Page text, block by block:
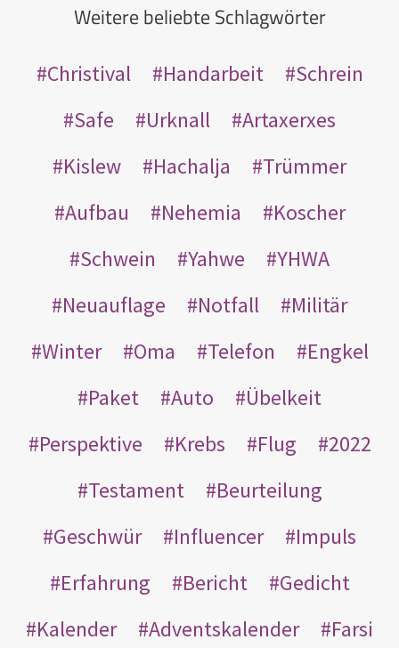
Weitere beliebte Schlagwörter
Christival Handarbeit
Schrein
Safe
Urknall
Artaxerxes
Kislew
Hachalja
Trümmer
Aufbau
Nehemia
Koscher
Schwein
Yahwe
YHWA
Neuauflage
Notfall
Militär
Winter
Oma Telefon
Engkel
Paket
Auto
Übelkeit
Perspektive
Krebs Flug
2022
Testament
Beurteilung
Geschwür
Influencer
Impuls
Erfahrung
Bericht
Gedicht
Kalender
Adventskalender
Farsi